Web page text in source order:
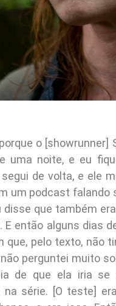
o
uma noite, e eu
de volta, e ele
um podcast falando
disse que também
E então alguns dias
que, pelo texto, não
perguntei muito
de que ela iria se
na série. [O teste]